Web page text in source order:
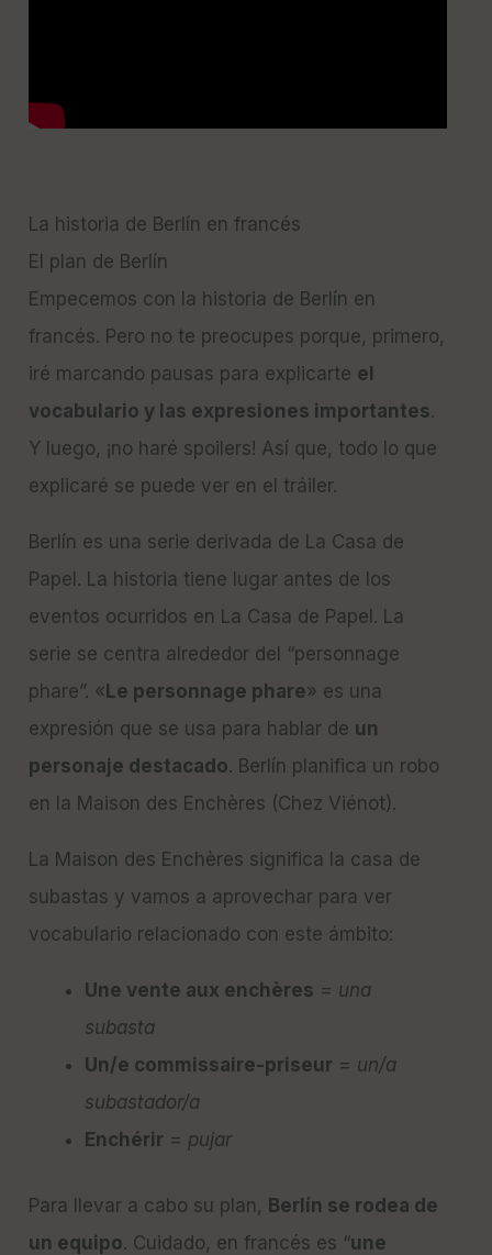
La historia de Berlín en francés
El plan de Berlín
Empecemos con la historia de Berlín en
francés. Pero no te preocupes porque, primero,
iré marcando pausas para explicarte el
vocabulario y las expresiones importantes.
Y luego, ¡no haré spoilers! Así que, todo lo que
explicaré se puede ver en el tráiler.
Berlín es una serie derivada de La Casa de
Papel. La historia tiene lugar antes de los
eventos ocurridos en La Casa de Papel. La
serie se centra alrededor del “personnage
phare”. « Le personnage phare» es una
expresión que se usa para hablar de un
personaje destacado. Berlín planifica un robo
en la Maison des Enchères (Chez Viénot).
La Maison des Enchères significa la casa de
subastas y vamos a aprovechar para ver
vocabulario relacionado con este ámbito:
Une vente aux enchères = una
subasta
Un/e commissaire-priseur = un/a
subastador/a
Enchérir = pujar
Para llevar a cabo su plan, Berlín se rodea de
un equipo. Cuidado, en francés es “une